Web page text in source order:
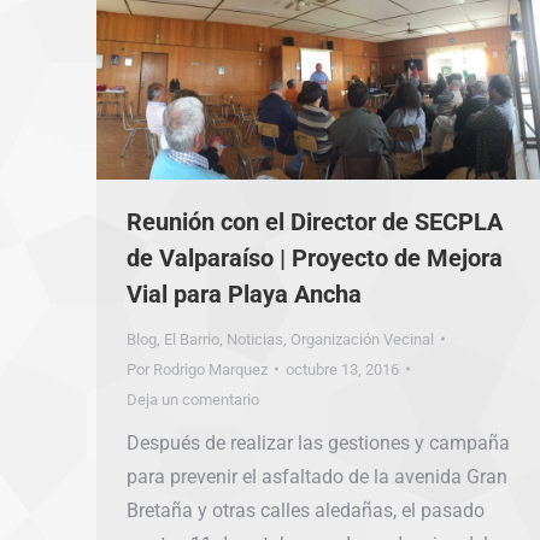
Reunión con el Director de SECPLA
de Valparaíso | Proyecto de Mejora
Vial para Playa Ancha
Blog El Barrio Noticias Organización Vecinal
Por Rodrigo Marquez
octubre 13, 2016
Deja un comentario
Después de realizar las gestiones y campaña
para prevenir el asfaltado de la avenida Gran
Bretaña y otras calles aledañas, el pasado